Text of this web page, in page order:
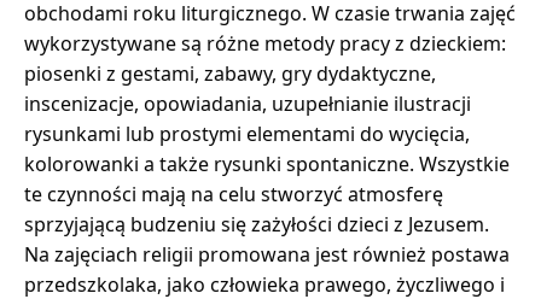
obchodami roku liturgicznego. W czasie trwania zajęć
wykorzystywane są różne metody pracy z dzieckiem:
piosenki z gestami, zabawy, gry dydaktyczne,
inscenizacje, opowiadania, uzupełnianie ilustracji
rysunkami lub prostymi elementami do wycięcia,
kolorowanki a także rysunki spontaniczne. Wszystkie
te czynności mają na celu stworzyć atmosferę
sprzyjającą budzeniu się zażyłości dzieci z Jezusem.
Na zajęciach religii promowana jest również postawa
przedszkolaka, jako człowieka prawego, życzliwego i